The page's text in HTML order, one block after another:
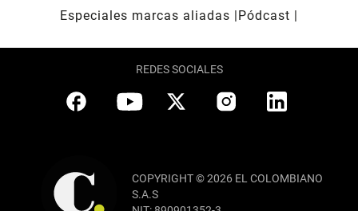
Especiales marcas aliadas
Pódcast
REDES SOCIALES
COPYRIGHT © 2026 EL COLOMBIANO
S.A.S